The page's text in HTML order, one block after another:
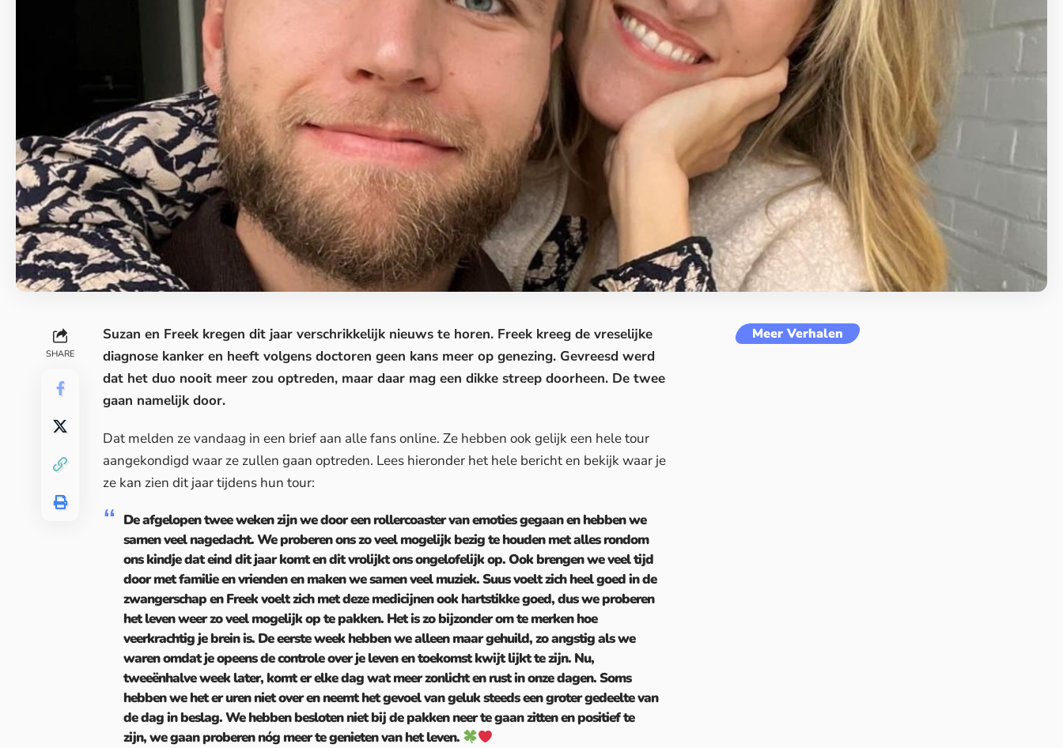
SHARE
Suzan en Freek kregen dit jaar verschrikkelijk nieuws te horen. Freek kreeg de vreselijke
diagnose kanker en heeft volgens doctoren geen kans meer op genezing. Gevreesd werd
dat het duo nooit meer zou optreden, maar daar mag een dikke streep doorheen. De twee
gaan namelijk door.
Dat melden ze vandaag in een brief aan alle fans online. Ze hebben ook gelijk een hele tour
aangekondigd waar ze zullen gaan optreden. Lees hieronder het hele bericht en bekijk waar je
ze kan zien dit jaar tijdens hun tour:
De afgelopen twee weken zijn we door een rollercoaster van emoties gegaan en hebben we
samen veel nagedacht. We proberen ons zo veel mogelijk bezig te houden met alles rondom
ons kindje dat eind dit jaar komt en dit vrolijkt ons ongelofelijk op. Ook brengen we veel tijd
door met familie en vrienden en maken we samen veel muziek. Suus voelt zich heel goed in de
zwangerschap en Freek voelt zich met deze medicijnen ook hartstikke goed, dus we proberen
het leven weer zo veel mogelijk op te pakken. Het is zo bijzonder om te merken hoe
veerkrachtig je brein is. De eerste week hebben we alleen maar gehuild, zo angstig als we
waren omdat je opeens de controle over je leven en toekomst kwijt lijkt te zijn. Nu,
tweeënhalve week later, komt er elke dag wat meer zonlicht en rust in onze dagen. Soms
hebben we het er uren niet over en neemt het gevoel van geluk steeds een groter gedeelte van
de dag in beslag. We hebben besloten niet bij de pakken neer te gaan zitten en positief te
zijn, we gaan proberen nóg meer te genieten van het leven.
Meer Verhalen